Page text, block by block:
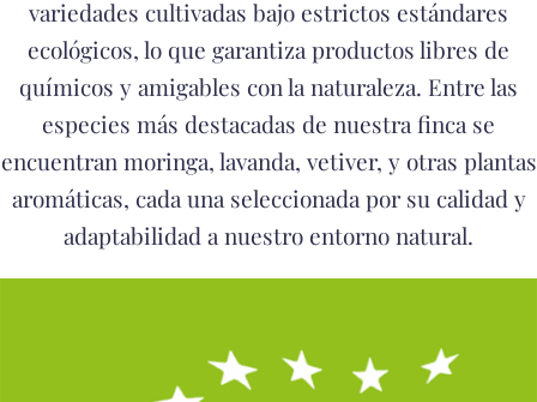
variedades cultivadas bajo estrictos estándares
ecológicos, lo que garantiza productos libres de
químicos y amigables con la naturaleza. Entre las
especies más destacadas de nuestra finca se
encuentran moringa, lavanda, vetiver, y otras plantas
aromáticas, cada una seleccionada por su calidad y
adaptabilidad a nuestro entorno natural.